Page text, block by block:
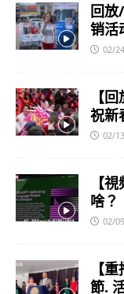
回放
销活
02/
【
祝新
02/
【
啥？
02/
【
節.